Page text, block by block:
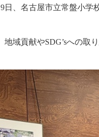
9日、名古屋市立常盤小学
地域貢献やSDG’sへの取